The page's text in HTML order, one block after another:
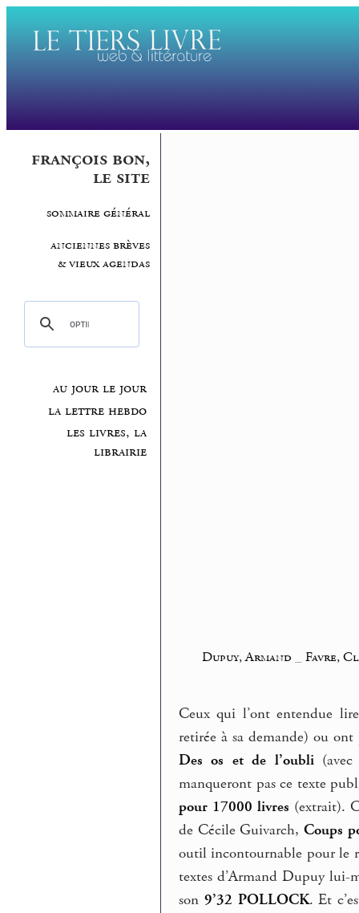
françois bon,
le site
sommaire général
anciennes brèves
& vieux agendas
au jour le jour
la lettre hebdo
les livres, la
librairie
Dupuy, Armand Favre,
Ceux qui l’ont entendue
retirée à sa demande) ou
Des os et de l’oubli(avec
manqueront pas ce texte
pour 17000 livres (extrait).
de Cécile Guivarch,Coups
outil incontournable pour le
textes d’Armand Dupuy lui-
son 9’32 POLLOCK. Et